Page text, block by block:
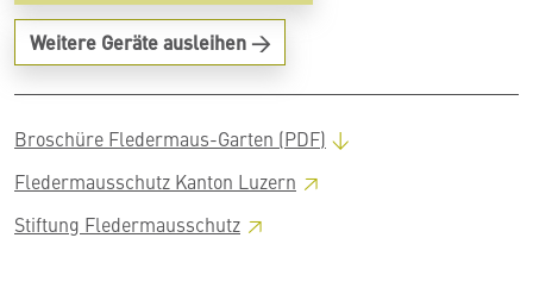
Weitere Geräte ausleihen
Broschüre Fledermaus-Garten (PDF)
Fledermausschutz Kanton Luzern
Stiftung Fledermausschutz